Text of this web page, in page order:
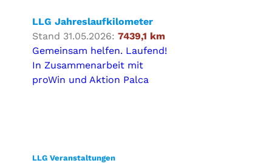
LLG Jahreslaufkilometer
Stand 31.05.2026: 7439,1 km
Gemeinsam helfen. Laufend!
In Zusammenarbeit mit
proWin und Aktion Palca
LLG Veranstaltungen